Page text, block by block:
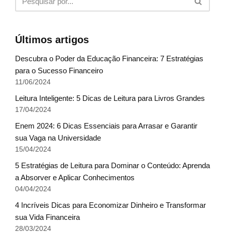
Últimos artigos
Descubra o Poder da Educação Financeira: 7 Estratégias
para o Sucesso Financeiro
11/06/2024
Leitura Inteligente: 5 Dicas de Leitura para Livros Grandes
17/04/2024
Enem 2024: 6 Dicas Essenciais para Arrasar e Garantir
sua Vaga na Universidade
15/04/2024
5 Estratégias de Leitura para Dominar o Conteúdo: Aprenda
a Absorver e Aplicar Conhecimentos
04/04/2024
4 Incríveis Dicas para Economizar Dinheiro e Transformar
sua Vida Financeira
28/03/2024